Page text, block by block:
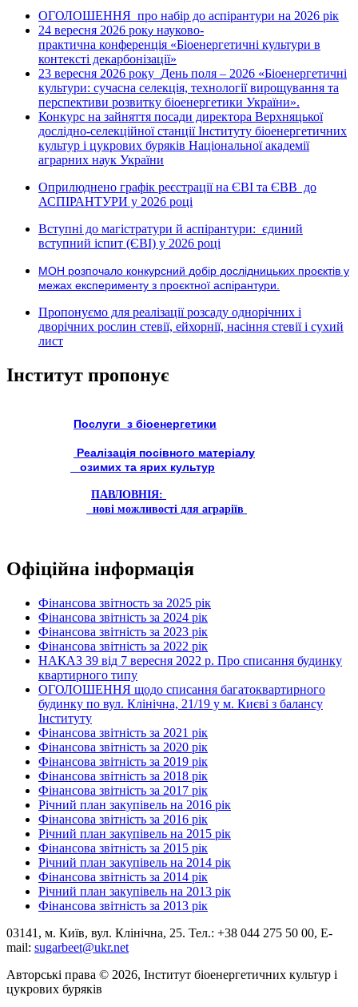
ОГОЛОШЕННЯ про набір до аспірантури на 2026 рік
24 вересня 2026 року науково-
практична конференція «Біоенергетичні культури в
контексті декарбонізації»
23 вересня 2026 року День поля – 2026 «Біоенергетичні
культури: сучасна селекція, технології вирощування та
перспективи розвитку біоенергетики України».
Конкурс на зайняття посади директора Верхняцької
дослідно-селекційної станції Інституту біоенергетичних
культур і цукрових буряків Національної академії
аграрних наук України
Оприлюднено графік реєстрації на ЄВІ та ЄВВ до
АСПІРАНТУРИ у 2026 році
Вступні до магістратури й аспірантури: єдиний
вступний іспит (ЄВІ) у 2026 році
МОН розпочало конкурсний добір дослідницьких проєктів у
межах експерименту з проєктної аспірантури.
Пропонуємо для реалізації розсаду однорічних і
дворічних рослин стевії, ейхорнії, насіння стевії і сухий
лист
Інститут пропонує
Послуги з біоенергетики
Реалізація посівного матеріалу
озимих та ярих культур
ПАВЛОВНІЯ:
нові можливості для аграріїв
Офіційна інформація
Фінансова звітность за 2025 рік
Фінансова звітність за 2024 рік
Фінансова звітність за 2023 рік
Фінансова звітність за 2022 рік
НАКАЗ 39 від 7 вересня 2022 р. Про списання будинку
квартирного типу
ОГОЛОШЕННЯ щодо списання багатоквартирного
будинку по вул. Клінічна, 21/19 у м. Києві з балансу
Інституту
Фінансова звітність за 2021 рік
Фінансова звітність за 2020 рік
Фінансова звітність за 2019 рік
Фінансова звітність за 2018 рік
Фінансова звітність за 2017 рік
Річний план закупівель на 2016 рік
Фінансова звітність за 2016 рік
Річний план закупівель на 2015 рік
Фінансова звітність за 2015 рік
Річний план закупівель на 2014 рік
Фінансова звітність за 2014 рік
Річний план закупівель на 2013 рік
Фінансова звітність за 2013 рік
03141, м. Київ, вул. Клінічна, 25. Тел.: +38 044 275 50 00, E-
mail: sugarbeet@ukr.net
Авторські права © 2026, Інститут біоенергетичних культур і
цукрових буряків